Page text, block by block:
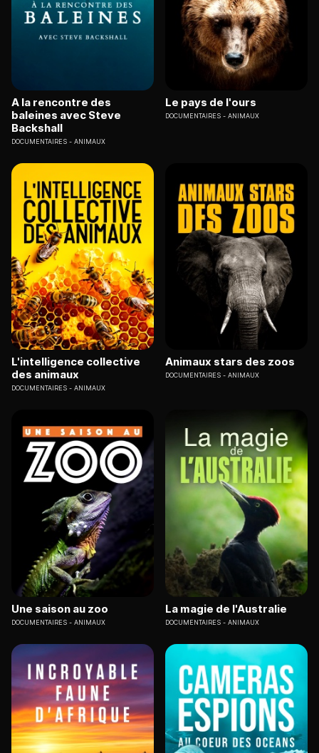
A la rencontre des
baleines avec Steve
Backshall
DOCUMENTAIRES ANIMAUX
Le pays de l'ours
DOCUMENTAIRES ANIMAUX
L'intelligence collective
des animaux
DOCUMENTAIRES ANIMAUX
Animaux stars des zoos
DOCUMENTAIRES ANIMAUX
Une saison au zoo
DOCUMENTAIRES ANIMAUX
La magie de l'Australie
DOCUMENTAIRES ANIMAUX